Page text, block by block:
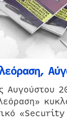
Αυγούστου